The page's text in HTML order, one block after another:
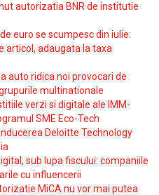
autorizatia BNR de institutie
euro se scumpesc din iulie:
articol, adaugata la taxa
auto ridica noi provocari de
multinationale
verzi si digitale ale IMM-
SME Eco-Tech
Deloitte Technology
sub lupa fiscului: companiile
cu influencerii
MiCA nu vor mai putea